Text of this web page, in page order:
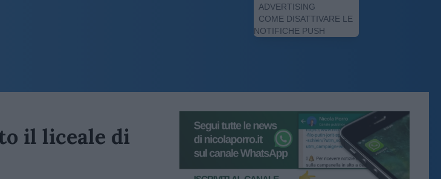
ADVERTISING
COME DISATTIVARE LE
NOTIFICHE PUSH
il liceale di